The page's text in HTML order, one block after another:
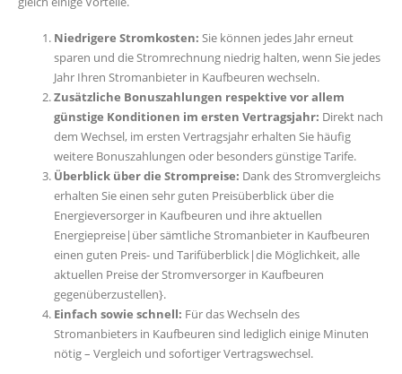
Niedrigere Stromkosten: Sie können jedes Jahr erneut
sparen und die Stromrechnung niedrig halten, wenn Sie jedes
Jahr Ihren Stromanbieter in Kaufbeuren wechseln.
Zusätzliche Bonuszahlungen respektive vor allem
günstige Konditionen im ersten Vertragsjahr: Direkt nach
dem Wechsel, im ersten Vertragsjahr erhalten Sie häufig
weitere Bonuszahlungen oder besonders günstige Tarife.
Überblick über die Strompreise: Dank des Stromvergleichs
erhalten Sie einen sehr guten Preisüberblick über die
Energieversorger in Kaufbeuren und ihre aktuellen
Energiepreise|über sämtliche Stromanbieter in Kaufbeuren
einen guten Preis- und Tarifüberblick|die Möglichkeit, alle
aktuellen Preise der Stromversorger in Kaufbeuren
gegenüberzustellen}.
Einfach sowie schnell: Für das Wechseln des
Stromanbieters in Kaufbeuren sind lediglich einige Minuten
nötig – Vergleich und sofortiger Vertragswechsel.